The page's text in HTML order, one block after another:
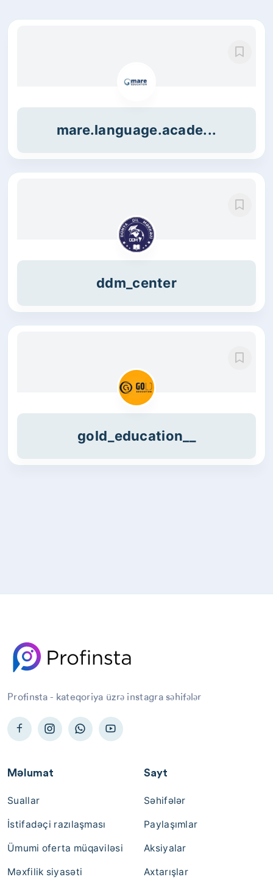
mare.language.acade...
ddm_center
gold_education__
Profinsta - kateqoriya üzrə instagra səhifələr
Məlumat
Suallar
İstifadəçi razılaşması
Ümumi oferta müqaviləsi
Məxfilik siyasəti
Sayt
Səhifələr
Paylaşımlar
Aksiyalar
Axtarışlar